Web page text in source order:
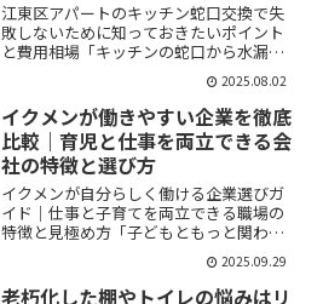
江東区アパートのキッチン蛇口交換で失
敗しないために知っておきたいポイント
と費用相場「キッチンの蛇口から水漏れ
している」「古いアパートの水栓がガタ
つく」「そろそろ交換したいけど費用や
手順が不安」……江東区でアパートにお
住まいの方やオーナー様の...
2025.08.02
イクメンが働きやすい企業を徹底
比較｜育児と仕事を両立できる会
社の特徴と選び方
イクメンが自分らしく働ける企業選びガ
イド｜仕事と子育てを両立できる職場の
特徴と見極め方「子どもともっと関わり
たい」「家事も育児も、家庭でしっかり
担いたい」「だけど、仕事とどう両立す
ればいいの？」——そんな思いを抱え、
2025.09.29
老朽化した棚やトイレの悩みはリ